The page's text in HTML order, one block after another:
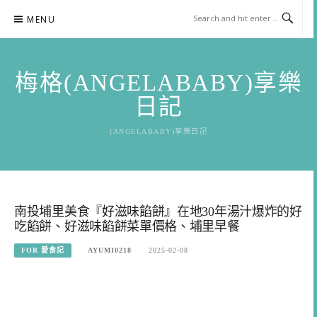
content
MENU
梅格(ANGELABABY)享樂
日記
(ANGELABABY)享樂日記
南投埔里美食『好滋味餡餅』在地30年湯汁爆炸的好
吃餡餅、好滋味餡餅菜單價格、埔里早餐
FOR 愛食記 AYUMI0218 2025-02-08